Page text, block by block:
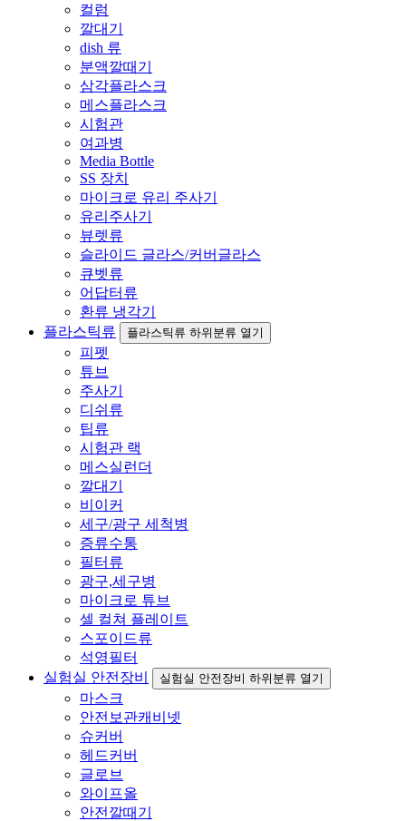
컬럼
깔대기
dish 류
분액깔때기
삼각플라스크
메스플라스크
시험관
여과병
Media Bottle
SS 장치
마이크로 유리 주사기
유리주사기
뷰렛류
슬라이드 글라스/커버글라스
큐벳류
어답터류
환류 냉각기
플라스틱류
플라스틱류 하위분류 열기
피펫
튜브
주사기
디쉬류
팁류
시험관 랙
메스실런더
깔대기
비이커
세구/광구 세척병
증류수통
필터류
광구,세구병
마이크로 튜브
셀 컬쳐 플레이트
스포이드류
석영필터
실험실 안전장비
실험실 안전장비 하위분류 열기
마스크
안전보관캐비넷
슈커버
헤드커버
글로브
와이프올
안전깔때기